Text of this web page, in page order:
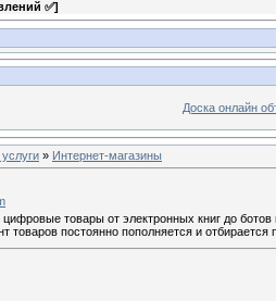
✅]
Доска онлайн
» Интернет-магазины
товары от электронных книг до
товаров постоянно пополняется и